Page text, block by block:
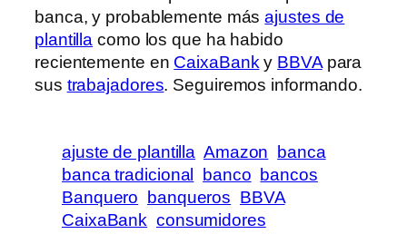
banca, y probablemente másajustes de
plantilla como los que ha habido
recientemente en CaixaBank y BBVApara
sus trabajadores. Seguiremos informando.
ajuste de plantilla Amazon
banca
banca tradicional
banco bancos
Banquero
banqueros BBVA
CaixaBank consumidores